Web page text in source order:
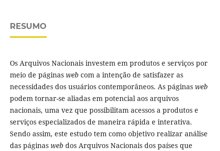
RESUMO
Os Arquivos Nacionais investem em produtos e serviços por
meio de páginas web com a intenção de satisfazer as
necessidades dos usuários contemporâneos. As páginasweb
podem tornar-se aliadas em potencial aos arquivos
nacionais, uma vez que possibilitam acessos a produtos e
serviços especializados de maneira rápida e interativa.
Sendo assim, este estudo tem como objetivo realizar análise
das páginas webdos Arquivos Nacionais dos países que